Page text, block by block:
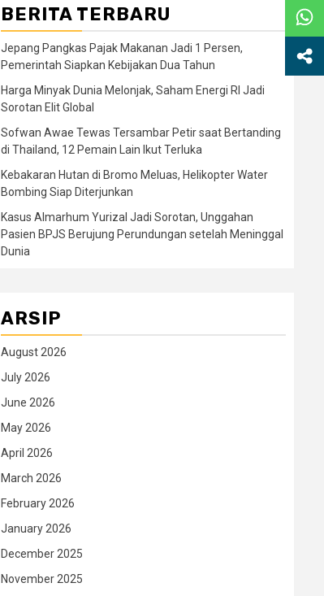
BERITA TERBARU
Jepang Pangkas Pajak Makanan Jadi 1 Persen,
Pemerintah Siapkan Kebijakan Dua Tahun
Harga Minyak Dunia Melonjak, Saham Energi RI Jadi
Sorotan Elit Global
Sofwan Awae Tewas Tersambar Petir saat Bertanding
di Thailand, 12 Pemain Lain Ikut Terluka
Kebakaran Hutan di Bromo Meluas, Helikopter Water
Bombing Siap Diterjunkan
Kasus Almarhum Yurizal Jadi Sorotan, Unggahan
Pasien BPJS Berujung Perundungan setelah Meninggal
Dunia
ARSIP
August 2026
July 2026
June 2026
May 2026
April 2026
March 2026
February 2026
January 2026
December 2025
November 2025